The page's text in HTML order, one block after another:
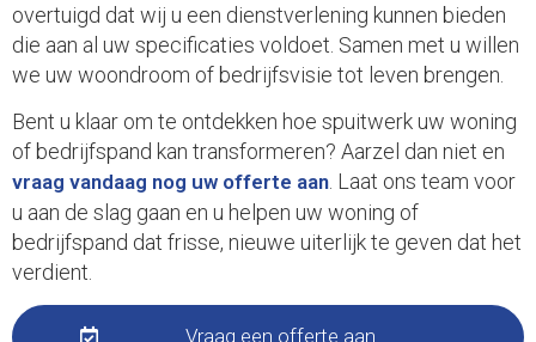
overtuigd dat wij u een dienstverlening kunnen bieden
die aan al uw specificaties voldoet. Samen met u willen
we uw woondroom of bedrijfsvisie tot leven brengen.
Bent u klaar om te ontdekken hoe spuitwerk uw woning
of bedrijfspand kan transformeren? Aarzel dan niet en
vraag vandaag nog uw offerte aan . Laat ons team voor
u aan de slag gaan en u helpen uw woning of
bedrijfspand dat frisse, nieuwe uiterlijk te geven dat het
verdient.
Vraag een offerte aan